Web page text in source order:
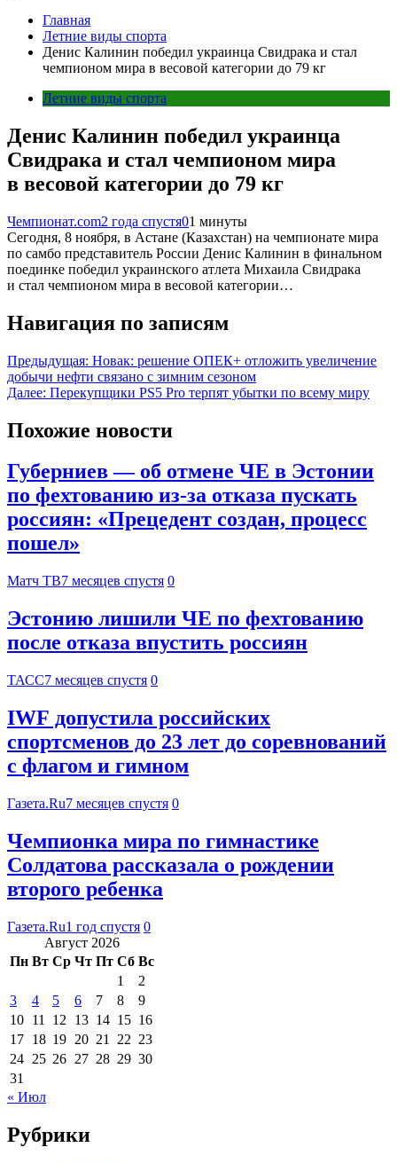
Главная
Летние виды спорта
Денис Калинин победил украинца Свидрака и стал
чемпионом мира в весовой категории до 79 кг
Летние виды спорта
Денис Калинин победил украинца
Свидрака и стал чемпионом мира
в весовой категории до 79 кг
Чемпионат.com2 года спустя01 минуты
Сегодня, 8 ноября, в Астане (Казахстан) на чемпионате мира
по самбо представитель России Денис Калинин в финальном
поединке победил украинского атлета Михаила Свидрака
и стал чемпионом мира в весовой категории…
Навигация по записям
Предыдущая: Новак: решение ОПЕК+ отложить увеличение
добычи нефти связано с зимним сезоном
Далее: Перекупщики PS5 Pro терпят убытки по всему миру
Похожие новости
Губерниев — об отмене ЧЕ в Эстонии
по фехтованию из‑за отказа пускать
россиян: «Прецедент создан, процесс
пошел»
Матч ТВ7 месяцев спустя 0
Эстонию лишили ЧЕ по фехтованию
после отказа впустить россиян
ТАСС7 месяцев спустя 0
IWF допустила российских
спортсменов до 23 лет до соревнований
с флагом и гимном
Газета.Ru7 месяцев спустя 0
Чемпионка мира по гимнастике
Солдатова рассказала о рождении
второго ребенка
Газета.Ru1 год спустя 0
Август 2026
Пн Вт Ср Чт Пт Сб Вс
1
2
3
4 5 6 7 8
9
10 11 12 13 14 15 16
17 18 19 20 21 22 23
24 25 26 27 28 29 30
31
« Июл
Рубрики